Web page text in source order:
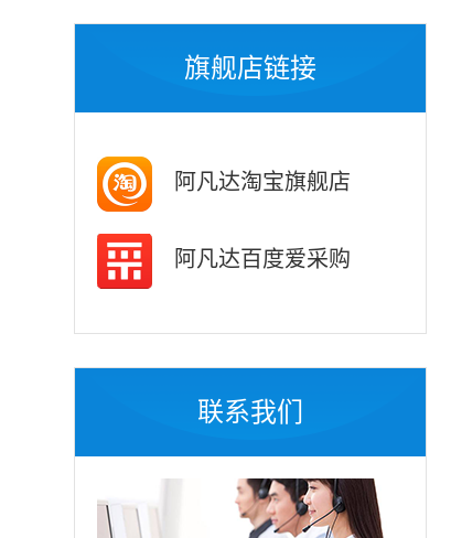
旗舰店链接
阿凡达淘宝旗舰店
阿凡达百度爱采购
联系我们